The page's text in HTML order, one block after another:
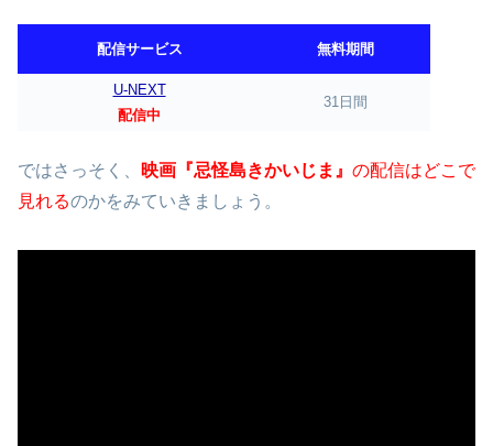
配信サービス 無料期間
U-NEXT
配信中
31日間
ではさっそく、 映画『忌怪島きかいじま』 の配信はどこで
見れるのかをみていきましょう。